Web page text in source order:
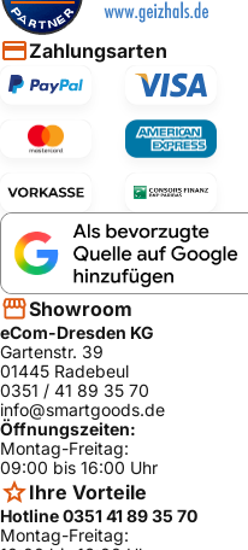
Zahlungsarten
Showroom
eCom-Dresden KG
Gartenstr. 39
01445 Radebeul
0351 / 41 89 35 70
info@smartgoods.de
Öffnungszeiten:
Montag-Freitag:
09:00 bis 16:00 Uhr
Ihre Vorteile
Hotline 0351 41 89 35 70
Montag-Freitag: